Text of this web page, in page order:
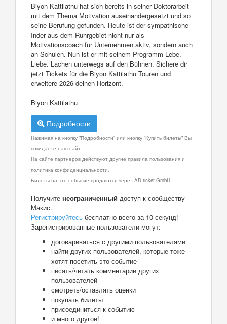
Biyon Kattilathu hat sich bereits in seiner Doktorarbeit
mit dem Thema Motivation auseinandergesetzt und so
seine Berufung gefunden. Heute ist der sympathische
Inder aus dem Ruhrgebiet nicht nur als
Motivationscoach für Unternehmen aktiv, sondern auch
an Schulen. Nun ist er mit seinem Programm Lebe.
Liebe. Lachen unterwegs auf den Bühnen. Sichere dir
jetzt Tickets für die Biyon Kattilathu Touren und
erweitere 2026 deinen Horizont.
Biyon Kattilathu
Подробности
Нажимая на кнопку "Подробности" или кнопку "Купить билеты" Вы
покидаете наш сайт.
На сайте партнеров действуют другие правила пользования и
политика конфиденциальности.
Билеты на это событие продаются через AD ticket GmbH.
Получите неограниченный доступ к сообществу
Макис.
Регистрируйтесь бесплатно всего за 10 секунд!
Зарегистрированные пользователи могут:
договариваться с другими пользователями
найти других пользователей, которые тоже
хотят посетить это событие
писать/читать комментарии других
пользователей
смотреть/оставлять оценки
покупать билеты
присоединиться к событию
и много другое!